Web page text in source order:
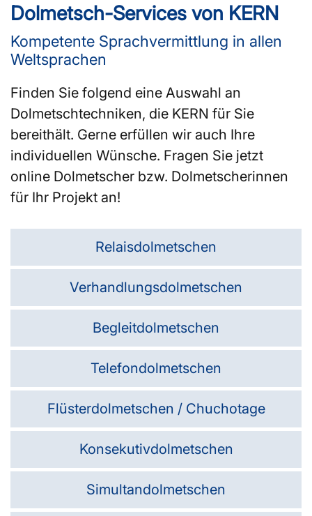
Dolmetsch-Services von KERN
Kompetente Sprachvermittlung in allen
Weltsprachen
Finden Sie folgend eine Auswahl an
Dolmetschtechniken, die KERN für Sie
bereithält. Gerne erfüllen wir auch Ihre
individuellen Wünsche. Fragen Sie jetzt
online Dolmetscher bzw. Dolmetscherinnen
für Ihr Projekt an!
Relaisdolmetschen
Verhandlungsdolmetschen
Begleitdolmetschen
Telefondolmetschen
Flüsterdolmetschen / Chuchotage
Konsekutivdolmetschen
Simultandolmetschen